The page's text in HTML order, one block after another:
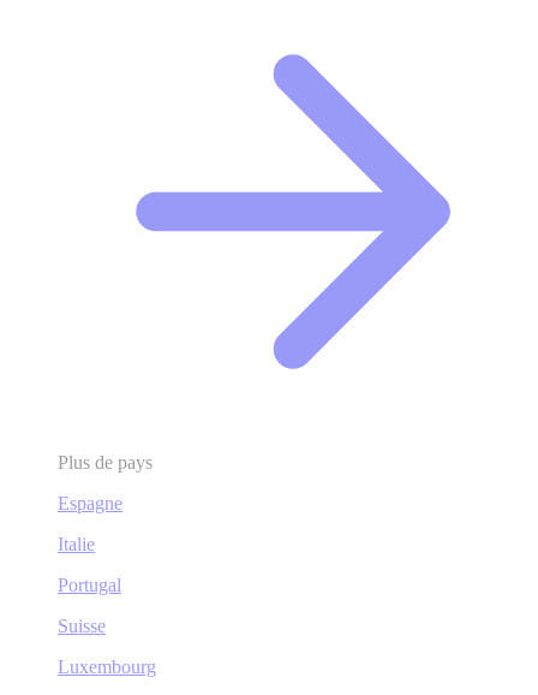
Plus de pays
Espagne
Italie
Portugal
Suisse
Luxembourg